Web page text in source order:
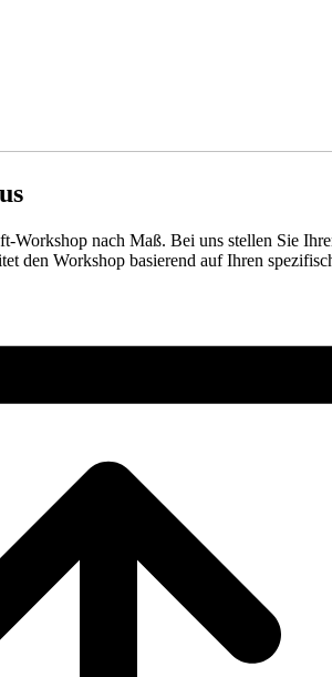
nach Maß. Bei uns stellen Sie
den Workshop basierend auf Ihren